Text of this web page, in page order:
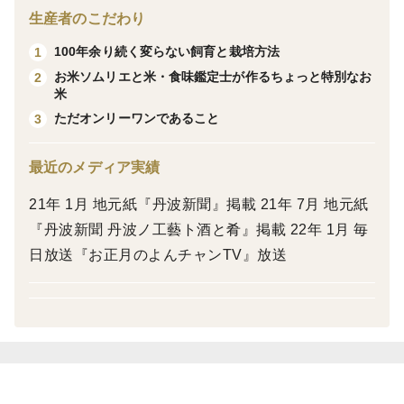
■100年の伝統
てる堆肥と食味鑑定士が選んだ有機肥料を使用していま
す。
細見農園には【米・食味鑑定士】がいます。
後の乾燥調整、管理、精米を行い、また田んぼごとに炊
飯テストを行っております。
■安心安全について
生産者のこだわり
1
100年余り続く変らない飼育と栽培方法
2
お米ソムリエと米・食味鑑定士が作るちょっと特別なお
米
3
ただオンリーワンであること
最近のメディア実績
21年 1月 地元紙『丹波新聞』掲載 21年 7月 地元紙
『丹波新聞 丹波ノ工藝ト酒と肴』掲載 22年 1月 毎
日放送『お正月のよんチャンTV』放送